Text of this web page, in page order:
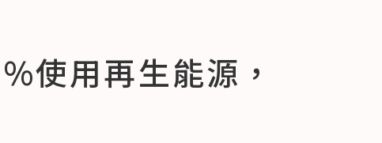
使用再生能源，